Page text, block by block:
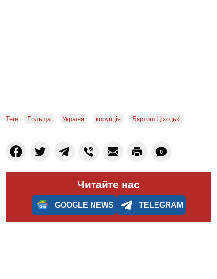
Теги: Польща Україна корупція Бартош Ціхоцькі
0
Читайте нас
GOOGLE NEWS TELEGRAM